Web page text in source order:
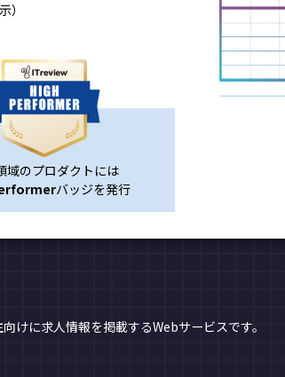
）
域のプロダクトには
バッジを発行
けに求人情報を掲載するWebサービスです。